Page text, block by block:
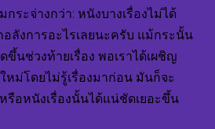
ระจ่างกว่า: หนังบางเรื่องไม่ได้
ลังการอะไรเลยนะครับ แม้กระนั้น
นช่วงท้ายเรื่อง พอเราได้เผชิญ
ม่โดยไม่รู้เรื่องมาก่อน มันก็จะ
รือหนังเรื่องนั้นได้แน่ชัดเยอะขึ้น